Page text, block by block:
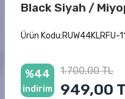
Black Siyah /
Ürün Kodu:RUW44KLRFU-
%44
indirim
1.700,00 TL
949,00